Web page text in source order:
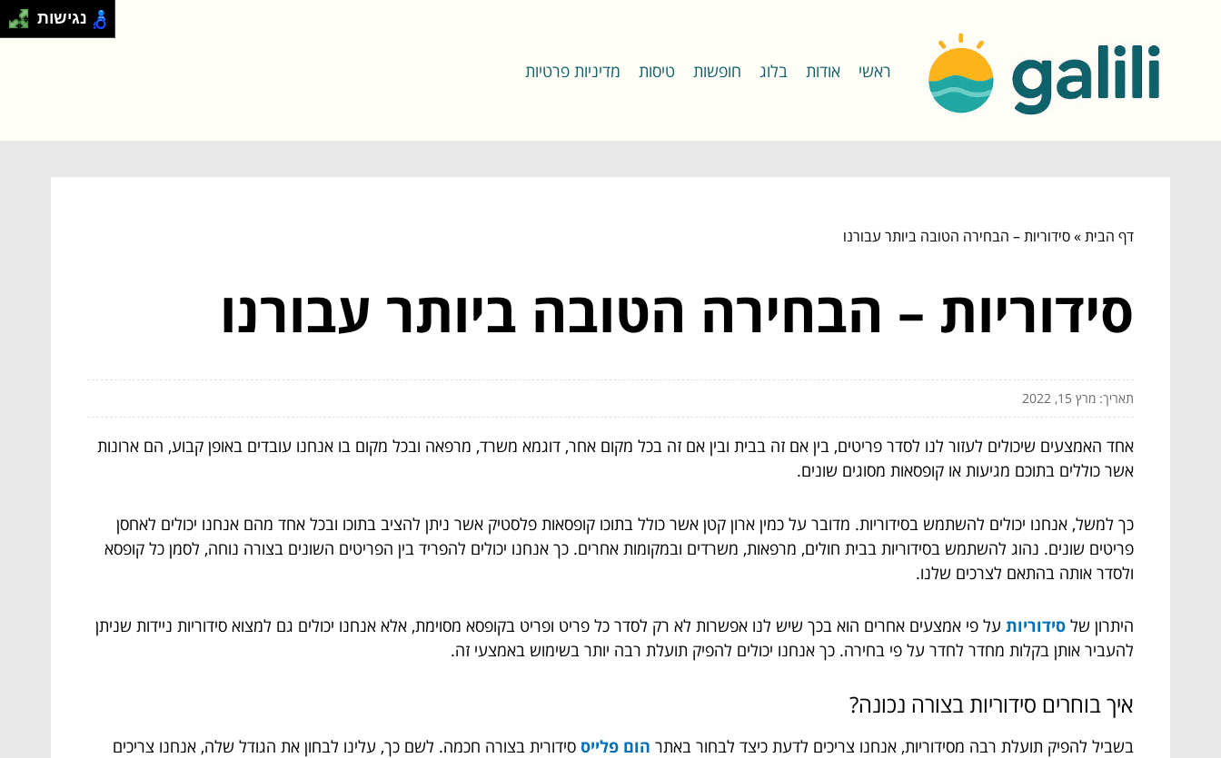
ראשי אודות בלוג חופשות טיסות מדיניות פרטיות
דף הבית»סידוריות – הבחירה הטובה ביותר עבורנו
סידוריות – הבחירה הטובה ביותר עבורנו
תאריך: מרץ 15, 2022
אחד האמצעים שיכולים לעזור לנו לסדר פריטים, בין אם זה בבית ובין אם זה בכל מקום אחר, דוגמא משרד, מרפאה ובכל מקום בו אנחנו עובדים באופן קבוע, הם ארונות
אשר כוללים בתוכם מגיעות או קופסאות מסוגים שונים.
כך למשל, אנחנו יכולים להשתמש בסידוריות. מדובר על כמין ארון קטן אשר כולל בתוכו קופסאות פלסטיק אשר ניתן להציב בתוכו ובכל אחד מהם אנחנו יכולים לאחסן
פריטים שונים. נהוג להשתמש בסידוריות בבית חולים, מרפאות, משרדים ובמקומות אחרים. כך אנחנו יכולים להפריד בין הפריטים השונים בצורה נוחה, לסמן כל קופסא
ולסדר אותה בהתאם לצרכים שלנו.
היתרון של סידוריות על פי אמצעים אחרים הוא בכך שיש לנו אפשרות לא רק לסדר כל פריט ופריט בקופסא מסוימת, אלא אנחנו יכולים גם למצוא סידוריות ניידות שניתן
להעביר אותן בקלות מחדר לחדר על פי בחירה. כך אנחנו יכולים להפיק תועלת רבה יותר בשימוש באמצעי זה.
איך בוחרים סידוריות בצורה נכונה?
בשביל להפיק תועלת רבה מסידוריות, אנחנו צריכים לדעת כיצד לבחור באתר הום פלייס סידורית בצורה חכמה. לשם כך, עלינו לבחון את הגודל שלה, אנחנו צריכים
נגישות